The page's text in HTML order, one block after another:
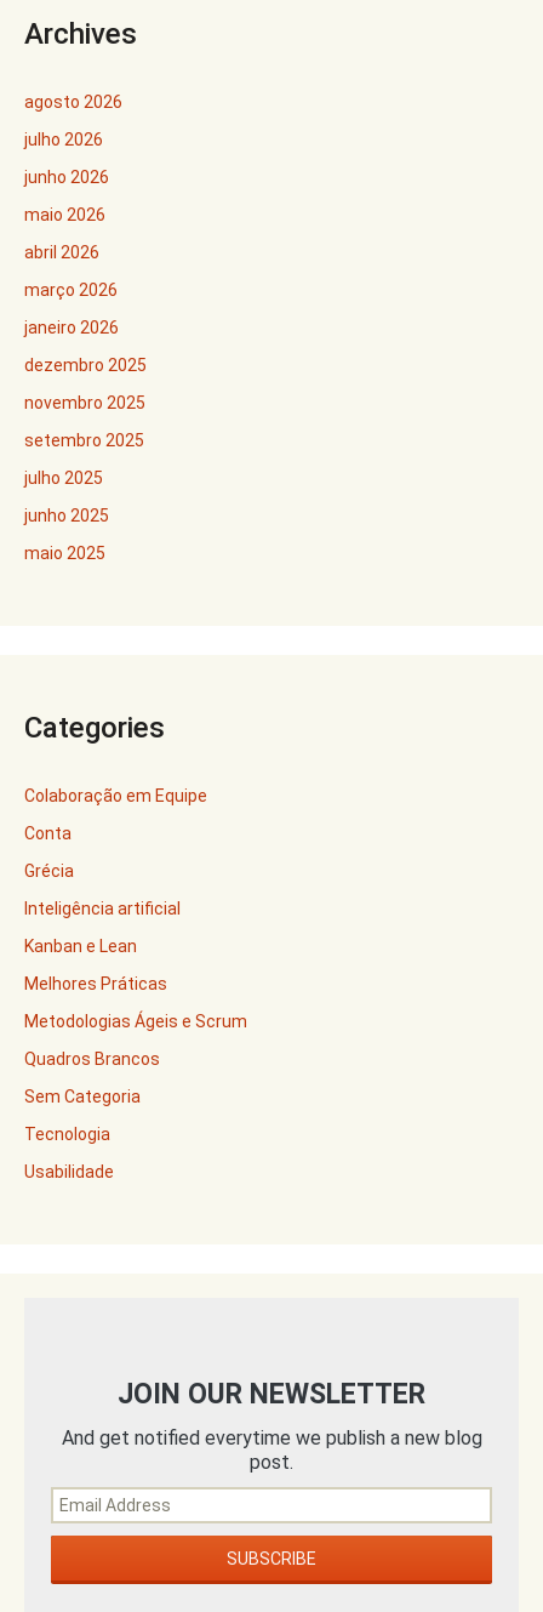
Archives
agosto 2026
julho 2026
junho 2026
maio 2026
abril 2026
março 2026
janeiro 2026
dezembro 2025
novembro 2025
setembro 2025
julho 2025
junho 2025
maio 2025
Categories
Colaboração em Equipe
Conta
Grécia
Inteligência artificial
Kanban e Lean
Melhores Práticas
Metodologias Ágeis e Scrum
Quadros Brancos
Sem Categoria
Tecnologia
Usabilidade
JOIN OUR NEWSLETTER
And get notified everytime we publish a new blog
post.